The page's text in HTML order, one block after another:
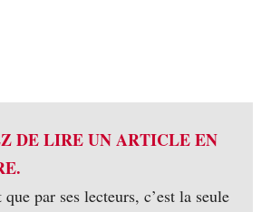
DE LIRE UN ARTICLE EN
par ses lecteurs, c’est la seule